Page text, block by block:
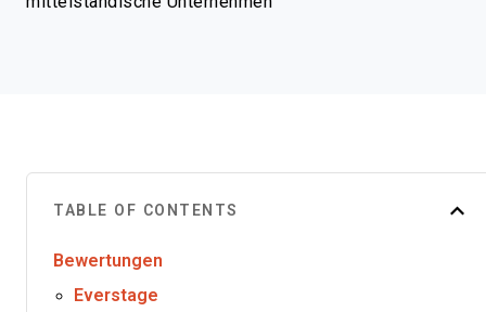
TABLE OF CONTENTS
Bewertungen
Everstage